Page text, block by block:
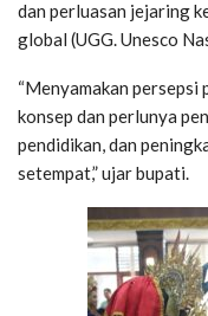
dan perluasan jejaring
global (UGG. Unesco
“Menyamakan
konsep dan perlunya
pendidikan, dan
setempat,” ujar bupati.